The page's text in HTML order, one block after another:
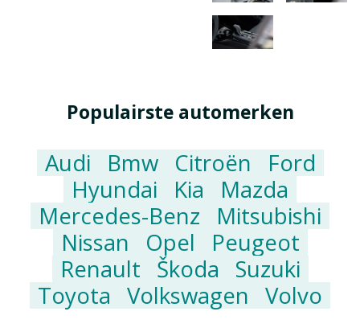
Populairste automerken
Audi Bmw Citroën
Ford
Hyundai
Kia
Mazda
Mercedes-Benz
Mitsubishi
Nissan
Opel
Peugeot
Renault Škoda
Suzuki
Toyota Volkswagen Volvo